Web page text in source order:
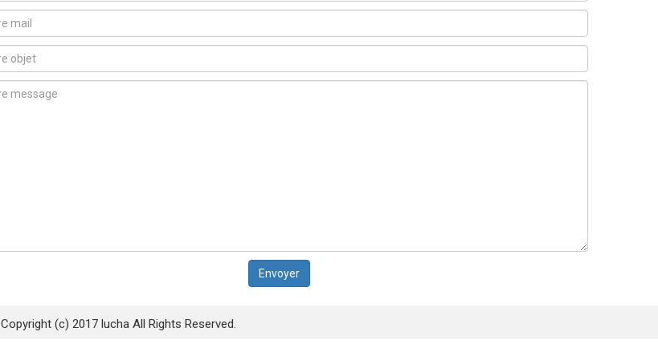
Copyright (c) 2017 lucha All Rights Reserved.